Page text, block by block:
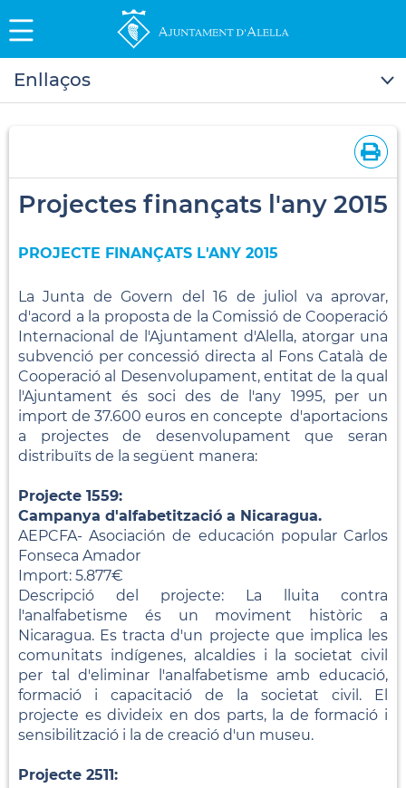
Enllaços
Projectes finançats l'any 2015
PROJECTE FINANÇATS L'ANY 2015
La Junta de Govern del 16 de juliol va aprovar,
d'acord a la proposta de la Comissió de Cooperació
Internacional de l'Ajuntament d'Alella, atorgar una
subvenció per concessió directa al Fons Català de
Cooperació al Desenvolupament, entitat de la qual
l'Ajuntament és soci des de l'any 1995, per un
import de 37.600 euros en concepte d'aportacions
a projectes de desenvolupament que seran
distribuïts de la següent manera:
Projecte 1559:
Campanya d'alfabetització a Nicaragua.
AEPCFA- Asociación de educación popular Carlos
Fonseca Amador
Import: 5.877€
Descripció del projecte: La lluita contra
l'analfabetisme és un moviment històric a
Nicaragua. Es tracta d'un projecte que implica les
comunitats indígenes, alcaldies i la societat civil
per tal d'eliminar l'analfabetisme amb educació,
formació i capacitació de la societat civil. El
projecte es divideix en dos parts, la de formació i
sensibilització i la de creació d'un museu.
Projecte 2511: